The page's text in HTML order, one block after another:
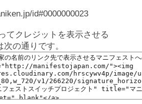
id#0000000023
てクレジットを表示させる
の通りです。